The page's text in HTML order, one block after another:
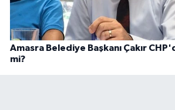
Amasra Belediye Başkanı Çakır
mi?